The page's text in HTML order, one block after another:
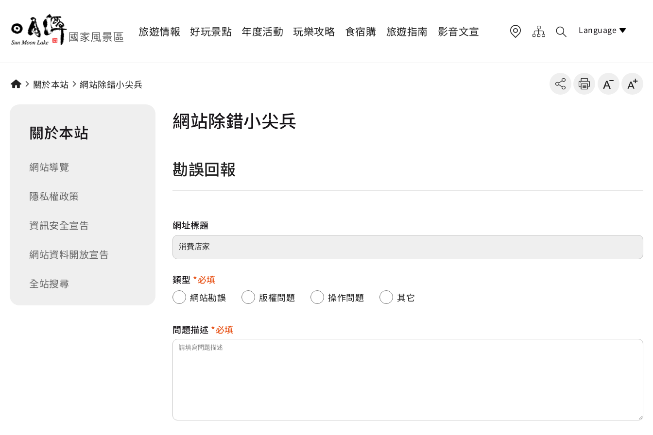
旅遊情報 好玩景點 年度活動 玩樂攻略 食宿購 旅遊指南 影音文宣 Language
關於本站 網站除錯小尖兵
關於本站
網站導覽
隱私權政策
資訊安全宣告
網站資料開放宣告
全站搜尋
網站除錯小尖兵
勘誤回報
網址標題
類型
必填
網站勘誤
版權問題 操作問題 其它
問題描述 必填